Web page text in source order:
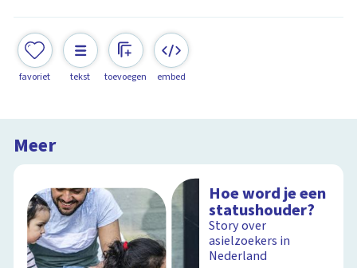
favoriet tekst toevoegen embed
Meer
Hoe word je een
statushouder?
Story over
asielzoekers in
Nederland